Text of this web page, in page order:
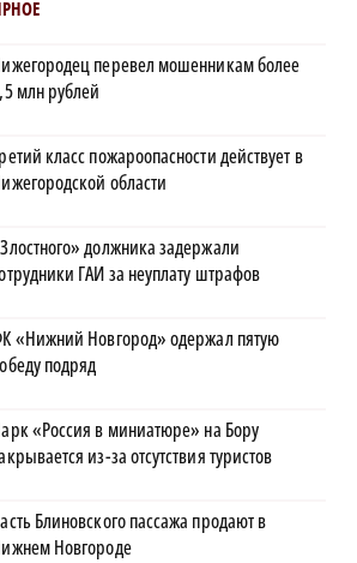
перевел мошенникам более
млн рублей
класс пожароопасности действует в
области
должника задержали
ГАИ за неуплату штрафов
«Нижний Новгород» одержал пятую
подряд
«Россия в миниатюре» на Бору
из-за отсутствия туристов
Блиновского пассажа продают в
Новгороде